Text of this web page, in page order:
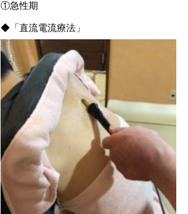
①急性期
◆「直流電流療法」